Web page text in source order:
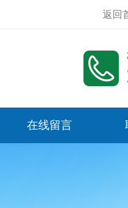
返回
在线留言